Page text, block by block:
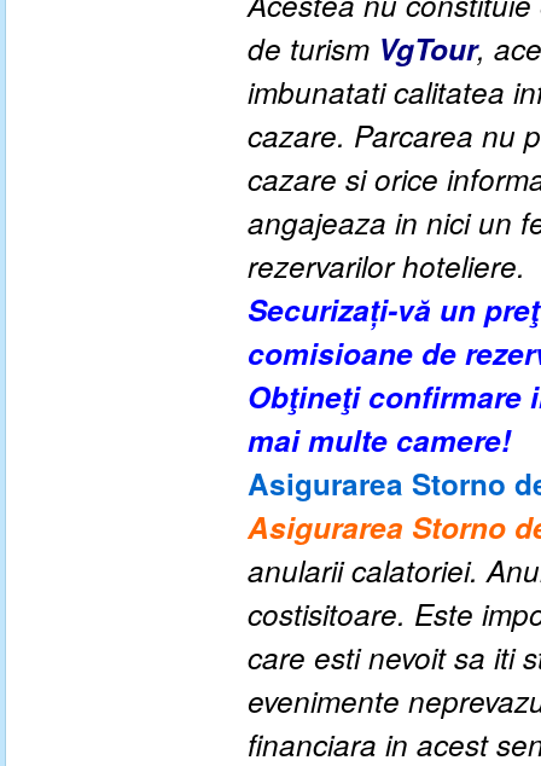
de turism VgTour,
imbunatati calitatea
cazare. Parcarea nu
cazare si orice
angajeaza in nici un
rezervarilor hoteliere.
Securizați-vă un
comisioane de
Obţineţi confirmare
mai multe camere!
Asigurarea Storno
Asigurarea Storno
anularii calatoriei.
costisitoare. Este
care esti nevoit sa iti
evenimente
financiara in acest